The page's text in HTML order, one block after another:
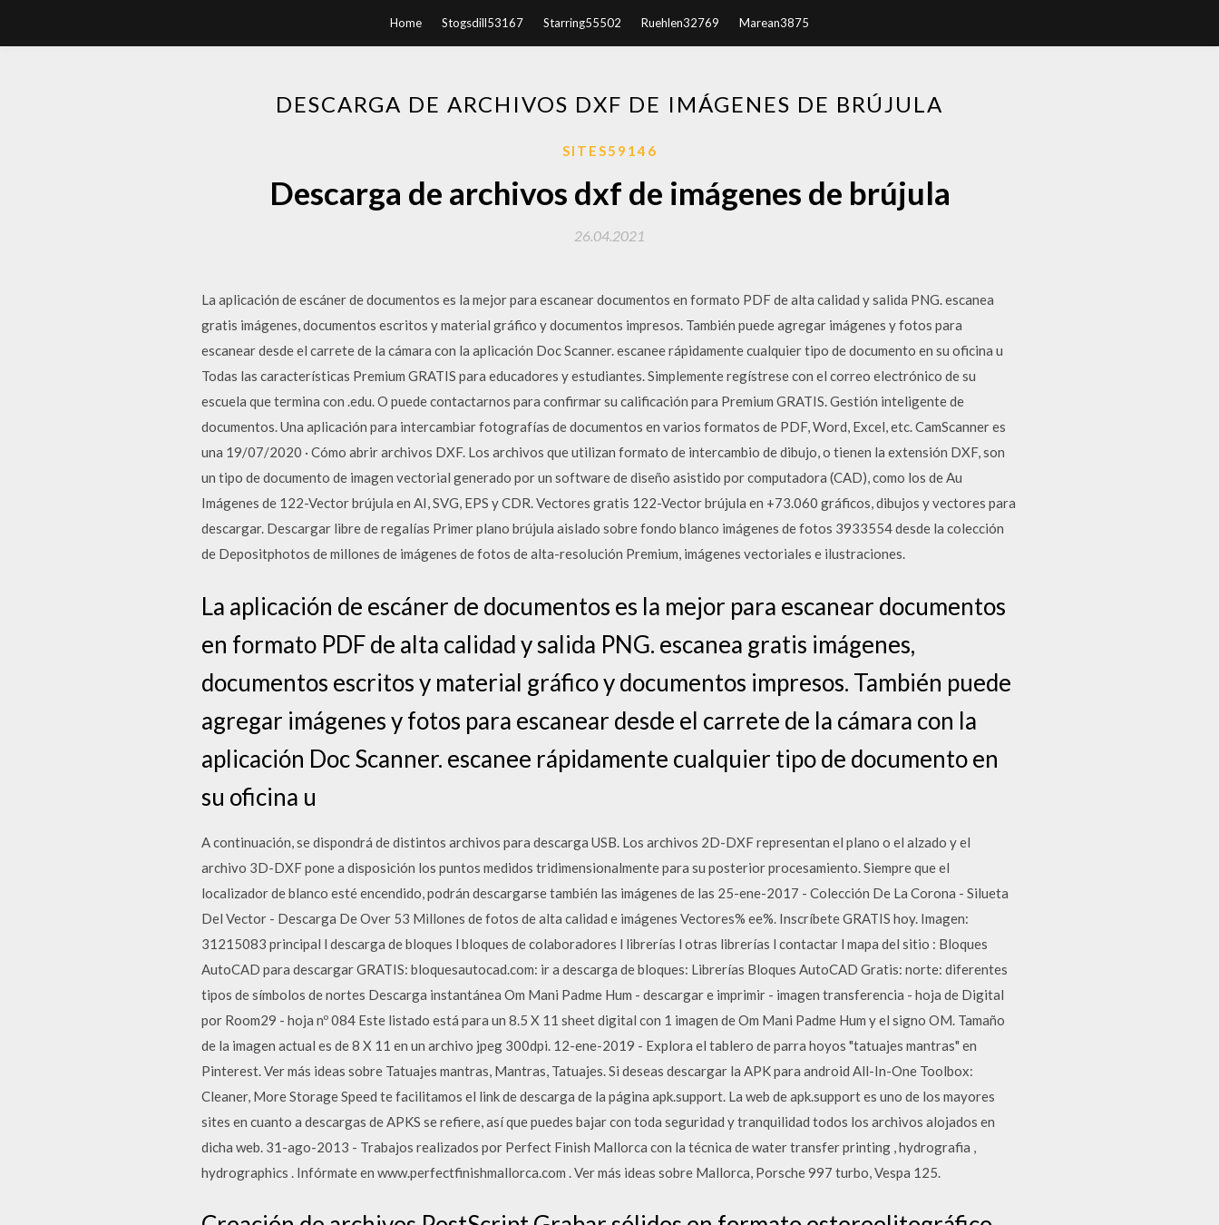
Home Stogsdill53167 Starring55502 Ruehlen32769 Marean3875
DESCARGA DE ARCHIVOS DXF DE IMÁGENES DE BRÚJULA
SITES59146
Descarga de archivos dxf de imágenes de brújula
26.04.2021
La aplicación de escáner de documentos es la mejor para escanear documentos en formato PDF de alta calidad y salida PNG. escanea
gratis imágenes, documentos escritos y material gráfico y documentos impresos. También puede agregar imágenes y fotos para
escanear desde el carrete de la cámara con la aplicación Doc Scanner. escanee rápidamente cualquier tipo de documento en su oficina u
Todas las características Premium GRATIS para educadores y estudiantes. Simplemente regístrese con el correo electrónico de su
escuela que termina con .edu. O puede contactarnos para confirmar su calificación para Premium GRATIS. Gestión inteligente de
documentos. Una aplicación para intercambiar fotografías de documentos en varios formatos de PDF, Word, Excel, etc. CamScanner es
una 19/07/2020 · Cómo abrir archivos DXF. Los archivos que utilizan formato de intercambio de dibujo, o tienen la extensión DXF, son
un tipo de documento de imagen vectorial generado por un software de diseño asistido por computadora (CAD), como los de Au
Imágenes de 122-Vector brújula en AI, SVG, EPS y CDR. Vectores gratis 122-Vector brújula en +73.060 gráficos, dibujos y vectores para
descargar. Descargar libre de regalías Primer plano brújula aislado sobre fondo blanco imágenes de fotos 3933554 desde la colección
de Depositphotos de millones de imágenes de fotos de alta-resolución Premium, imágenes vectoriales e ilustraciones.
La aplicación de escáner de documentos es la mejor para escanear documentos
en formato PDF de alta calidad y salida PNG. escanea gratis imágenes,
documentos escritos y material gráfico y documentos impresos. También puede
agregar imágenes y fotos para escanear desde el carrete de la cámara con la
aplicación Doc Scanner. escanee rápidamente cualquier tipo de documento en
su oficina u
A continuación, se dispondrá de distintos archivos para descarga USB. Los archivos 2D-DXF representan el plano o el alzado y el
archivo 3D-DXF pone a disposición los puntos medidos tridimensionalmente para su posterior procesamiento. Siempre que el
localizador de blanco esté encendido, podrán descargarse también las imágenes de las 25-ene-2017 - Colección De La Corona - Silueta
Del Vector - Descarga De Over 53 Millones de fotos de alta calidad e imágenes Vectores% ee%. Inscríbete GRATIS hoy. Imagen:
31215083 principal l descarga de bloques l bloques de colaboradores l librerías l otras librerías l contactar l mapa del sitio : Bloques
AutoCAD para descargar GRATIS: bloquesautocad.com: ir a descarga de bloques: Librerías Bloques AutoCAD Gratis: norte: diferentes
tipos de símbolos de nortes Descarga instantánea Om Mani Padme Hum - descargar e imprimir - imagen transferencia - hoja de Digital
por Room29 - hoja nº 084 Este listado está para un 8.5 X 11 sheet digital con 1 imagen de Om Mani Padme Hum y el signo OM. Tamaño
de la imagen actual es de 8 X 11 en un archivo jpeg 300dpi. 12-ene-2019 - Explora el tablero de parra hoyos "tatuajes mantras" en
Pinterest. Ver más ideas sobre Tatuajes mantras, Mantras, Tatuajes. Si deseas descargar la APK para android All-In-One Toolbox:
Cleaner, More Storage Speed te facilitamos el link de descarga de la página apk.support. La web de apk.support es uno de los mayores
sites en cuanto a descargas de APKS se refiere, así que puedes bajar con toda seguridad y tranquilidad todos los archivos alojados en
dicha web. 31-ago-2013 - Trabajos realizados por Perfect Finish Mallorca con la técnica de water transfer printing , hydrografia ,
hydrographics . Infórmate en www.perfectfinishmallorca.com . Ver más ideas sobre Mallorca, Porsche 997 turbo, Vespa 125.